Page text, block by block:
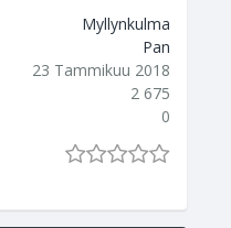
Myllynkulma
Pan
23 Tammikuu 2018
2 675
0